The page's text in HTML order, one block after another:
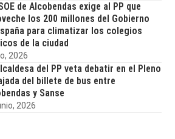
de Alcobendas exige al PP que
los 200 millones del Gobierno
para climatizar los colegios
de la ciudad
2026
del PP veta debatir en el Pleno
del billete de bus entre
y Sanse
2026